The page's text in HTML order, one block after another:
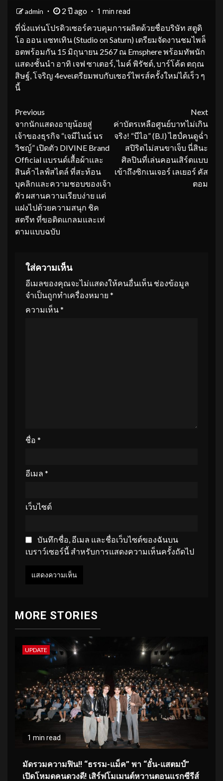
admin 2 ปี ago 1 min read
ที่นั่งแท่นโปรดิวเซอร์ควบคุมการผลิตด้วยชื่อบริษัท สตูดิ
โอ ออน แซทเทิน (Studio on Saturn) เตรียมจัดงานชมไพล็
อตพร้อมกัน 15 มิถุนายน 2567 ณ Emsphere พร้อมทัพนัก
แสดงชั้นนำ อาทิ เจฟ ซาเตอร์, ไมค์ พิรัชต์, บาร์โค้ด ตฤณ
สิษฐ์, โจริญ 4eveเตรียมพบกับเซอร์ไพรส์ครั้งใหม่ได้เร็ว ๆ
นี้
Continue
Reading
Previous
จากนักแสดงอายุน้อยสู่
เจ้าของธุรกิจ “เจมีไนน์ นร
วิชญ์” เปิดตัว DIVINE Brand
Official แบรนด์เสื้อผ้าและ
สินค้าไลฟ์สไตล์ ที่สะท้อน
บุคลิกและความชอบของเจ้า
ตัว ผสานความเรียบง่าย แต่
แฝงไปด้วยความสนุก ชิค
สตรีท ที่ขอติดแกลมและเท่
ตามแบบฉบับ
Next
ค่าบัตรเหลือศูนย์บาทไม่เกิน
จริง! “บีไอ” (B.I) ไฮป์คนดูฉ่ำ
สปิริตไม่สนขาเจ็บ นี่สินะ
ศิลปินที่เล่นคอนเสิร์ตแบบ
เข้าถึงซิกเนเจอร์ เลเยอร์ คัส
ตอม
ใส่ความเห็น
อีเมลของคุณจะไม่แสดงให้คนอื่นเห็น ช่องข้อมูล
จำเป็นถูกทำเครื่องหมาย *
ความเห็น*
ชื่อ *
อีเมล *
เว็บไซต์
บันทึกชื่อ, อีเมล และชื่อเว็บไซต์ของฉันบน
เบราว์เซอร์นี้ สำหรับการแสดงความเห็นครั้งถัดไป
MORE STORIES
UPDATE
1 min read
มัดรวมความฟิน!! “ธรรม-แม็ค” พา “อั๋น-แสตมป์”
เปิดโหมดคนดวงดี! เสิร์ฟโมเมนต์หวานตอนแรกซีรีส์